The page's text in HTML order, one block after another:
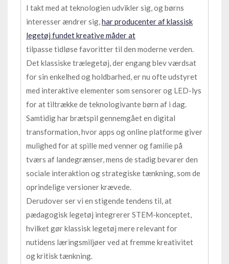
I takt med at teknologien udvikler sig, og børns
interesser ændrer sig,har producenter af klassisk
legetøj fundet kreative måder at
tilpasse tidløse favoritter til den moderne verden.
Det klassiske trælegetøj, der engang blev værdsat
for sin enkelhed og holdbarhed, er nu ofte udstyret
med interaktive elementer som sensorer og LED-lys
for at tiltrække de teknologivante børn af i dag.
Samtidig har brætspil gennemgået en digital
transformation, hvor apps og online platforme giver
mulighed for at spille med venner og familie på
tværs af landegrænser, mens de stadig bevarer den
sociale interaktion og strategiske tænkning, som de
oprindelige versioner krævede.
Derudover ser vi en stigende tendens til, at
pædagogisk legetøj integrerer STEM-konceptet,
hvilket gør klassisk legetøj mere relevant for
nutidens læringsmiljøer ved at fremme kreativitet
og kritisk tænkning.